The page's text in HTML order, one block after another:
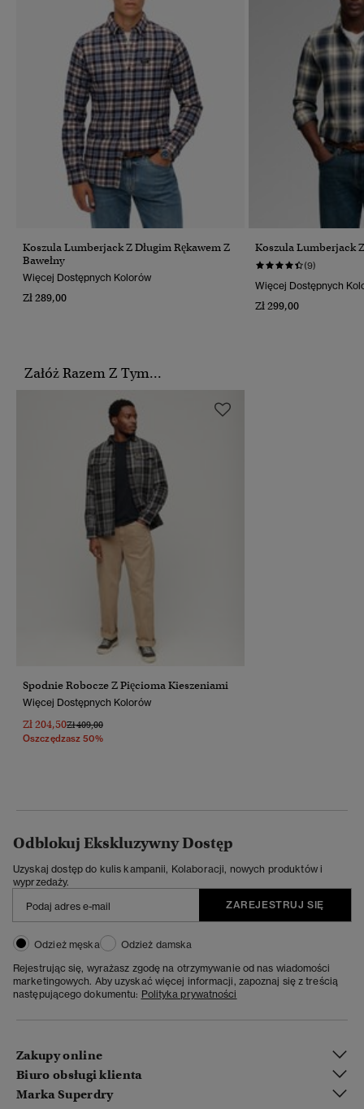
Koszula Lumberjack Z Długim Rękawem Z
Bawełny
Więcej Dostępnych Kolorów
Zł 289,00
Koszula Lumberjack
(9)
Więcej Dostępnych
Zł 299,00
Załóż Razem Z Tym...
Spodnie Robocze Z Pięcioma Kieszeniami
Więcej Dostępnych Kolorów
Zł 204,50Cena Obniżona Od
Zł 409,00Do
Oszczędzasz 50%
Odblokuj Ekskluzywny Dostęp
Uzyskaj dostęp do kulis kampanii, Kolaboracji, nowych produktów i
wyprzedaży.
ZAREJESTRUJ SIĘ
Odzież męska
Odzież damska
Rejestrując się, wyrażasz zgodę na otrzymywanie od nas wiadomości
marketingowych. Aby uzyskać więcej informacji, zapoznaj się z treścią
następującego dokumentu: Polityka prywatności
Zakupy online
Biuro obsługi klienta
Marka Superdry